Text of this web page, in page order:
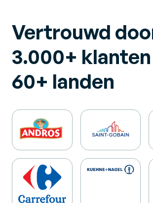
Vertrouwd
3.000+
60+ landen